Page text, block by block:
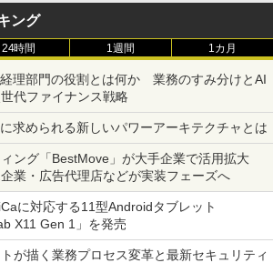
ング
24時間 1週間 1カ月
理部門の役割とは何か 業務のすみ分けとAI
代ファイナンス戦略
求められる新しいパワーアーキテクチャとは
ング「BestMove」が大手企業で活用拡大
業・広告代理店などが実装フェーズへ
に対応する11型Androidタブレット
X11 Gen 1」を発売
が描く業務プロセス変革と最新セキュリティ